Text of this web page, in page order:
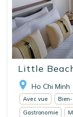
Little
Ho Chi Minh
Avec vue
Gastronomie